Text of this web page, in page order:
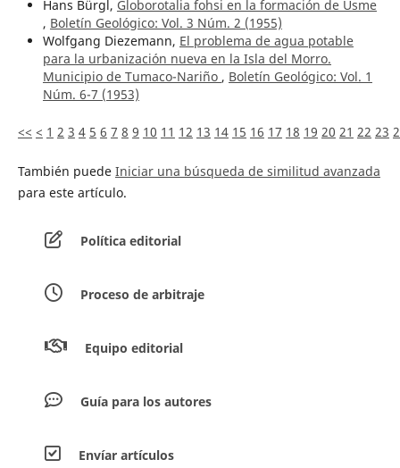
Hans Bürgl, Globorotalia fohsi en la formación de Usme
, Boletín Geológico: Vol. 3 Núm. 2 (1955)
Wolfgang Diezemann, El problema de agua potable
para la urbanización nueva en la Isla del Morro.
Municipio de Tumaco-Nariño , Boletín Geológico: Vol. 1
Núm. 6-7 (1953)
<< < 1 2 3 4 5 6 7 8 9 10 11 12 13 14 15 16 17 18 19 20 21 22 23
También puede Iniciar una búsqueda de similitud avanzada
para este artículo.
Política editorial
Proceso de arbitraje
Equipo editorial
Guía para los autores
Envíar artículos